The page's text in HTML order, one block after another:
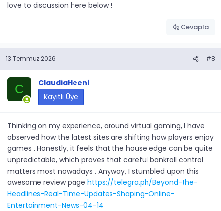
love to discussion here below !
Cevapla
13 Temmuz 2026 #8
C
ClaudiaHeeni
Kayıtlı Üye
Thinking on my experience, around virtual gaming, I have
observed how the latest sites are shifting how players enjoy
games . Honestly, it feels that the house edge can be quite
unpredictable, which proves that careful bankroll control
matters most nowadays . Anyway, I stumbled upon this
awesome review page https://telegra.ph/Beyond-the-
Headlines-Real-Time-Updates-Shaping-Online-
Entertainment-News-04-14